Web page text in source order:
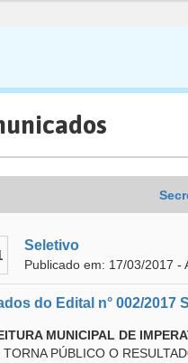
Seletivo
Publicado em: 17/03/2017 -
do Edital n° 002/2017
MUNICIPAL DE
TORNA PÚBLICO O